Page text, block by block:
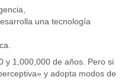
una tecnología
y 1,000,000 de años. Pero si
y adopta modos de